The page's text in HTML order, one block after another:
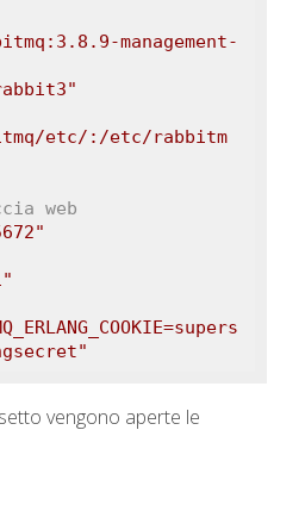
management-
etc/:/etc/rabbitm
web
vengono aperte le